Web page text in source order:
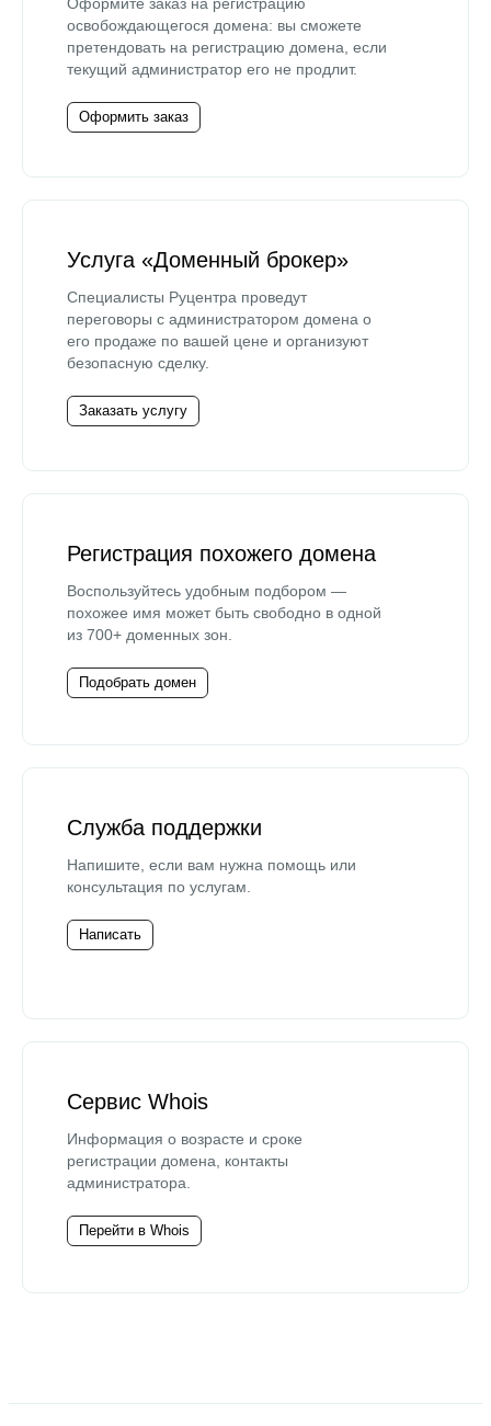
освобождающегося домена: вы сможете
претендовать на регистрацию домена, если
текущий администратор его не продлит.
Оформить заказ
Услуга «Доменный брокер»
Специалисты Руцентра проведут
переговоры с администратором домена о
его продаже по вашей цене и организуют
безопасную сделку.
Заказать услугу
Регистрация похожего домена
Воспользуйтесь удобным подбором —
похожее имя может быть свободно в одной
из 700+ доменных зон.
Подобрать домен
Служба поддержки
Напишите, если вам нужна помощь или
консультация по услугам.
Написать
Сервис Whois
Информация о возрасте и сроке
регистрации домена, контакты
администратора.
Перейти в Whois